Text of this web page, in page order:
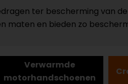
ter bescherming van
maten en bieden zo
Verwarmde
motorhandschoenen